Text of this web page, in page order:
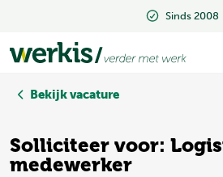
Sinds 2008
Sinds 2008
Bekijk vacature
Solliciteer voor:
medewerker